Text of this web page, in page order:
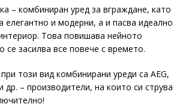
– комбиниран уред за вграждане, като
елегантно и модерни, а и пасва идеално
Това повишава нейното
се засилва все повече с времето.
този вид комбинирани уреди са AEG,
др. – производители, на които си струва